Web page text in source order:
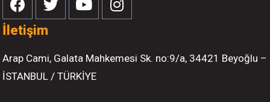
İletişim
Arap Cami, Galata Mahkemesi Sk. no:9/a, 34421 Beyoğlu –
İSTANBUL / TÜRKİYE